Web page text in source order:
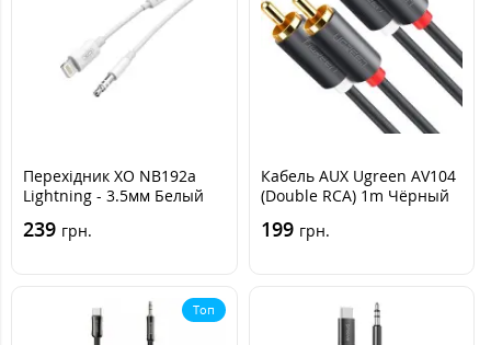
Перехідник XO NB192a
Lightning - 3.5мм Белый
239 грн.
Кабель AUX Ugreen AV104
(Double RCA) 1m Чёрный
199 грн.
Топ